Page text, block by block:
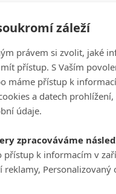
koncerty, zbožňující
je příběhem
za ceněné dokumenty
Mindhunter. Režíroval
Capaldi: How I'm
záleží
právem si zvolit, jaké
přístup. S Vaším
máme přístup k
a datech
údaje.
zpracováváme
přístup k informacím v
reklamy,